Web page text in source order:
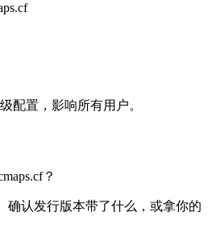
配置，影响所有用户。
？
确认发行版本带了什么，或拿你的